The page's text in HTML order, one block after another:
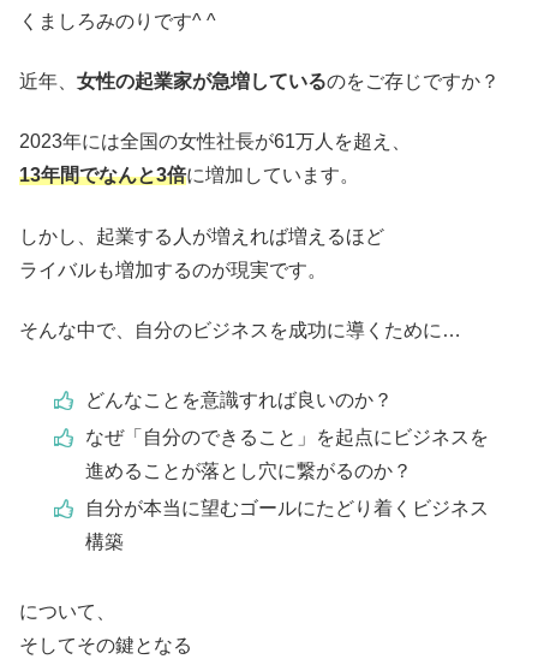
くましろみのりです^ ^
近年、 女性の起業家が急増しているのをご存じですか？
2023年には全国の女性社長が61万人を超え、
13年間でなんと3倍に増加しています。
しかし、起業する人が増えれば増えるほど
ライバルも増加するのが現実です。
そんな中で、自分のビジネスを成功に導くために…
どんなことを意識すれば良いのか？
なぜ「自分のできること」を起点にビジネスを
進めることが落とし穴に繋がるのか？
自分が本当に望むゴールにたどり着くビジネス
構築
について、
そしてその鍵となる